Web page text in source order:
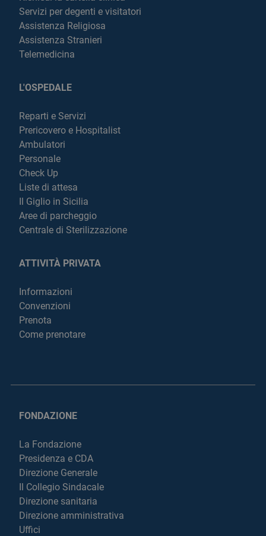
Servizi per degenti e visitatori
Assistenza Religiosa
Assistenza Stranieri
Telemedicina
L'OSPEDALE
Reparti e Servizi
Prericovero e Hospitalist
Ambulatori
Personale
Check Up
Liste di attesa
Il Giglio in Sicilia
Aree di parcheggio
Centrale di Sterilizzazione
ATTIVITÀ PRIVATA
Informazioni
Convenzioni
Prenota
Come prenotare
FONDAZIONE
La Fondazione
Presidenza e CDA
Direzione Generale
Il Collegio Sindacale
Direzione sanitaria
Direzione amministrativa
Uffici